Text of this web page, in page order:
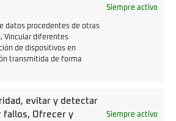
Siempre activo
datos procedentes de otras
Vincular diferentes
de dispositivos en
transmitida de forma
evitar y detectar
fallos, Ofrecer y
Siempre activo
ONE